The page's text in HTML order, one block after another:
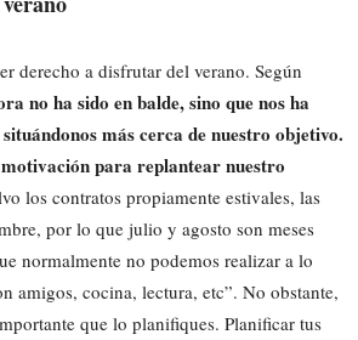
derecho a disfrutar del verano. Según
no ha sido en balde, sino que nos ha
más cerca de nuestro objetivo.
para replantear nuestro
los contratos propiamente estivales, las
por lo que julio y agosto son meses
normalmente no podemos realizar a lo
amigos, cocina, lectura, etc”. No obstante,
que lo planifiques. Planificar tus